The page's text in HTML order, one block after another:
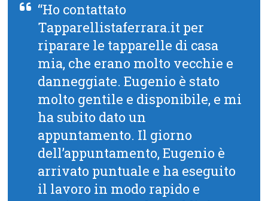
“Ho contattato
Tapparellistaferrara.it per
riparare le tapparelle di casa
mia, che erano molto vecchie e
danneggiate. Eugenio è stato
molto gentile e disponibile, e mi
ha subito dato un
appuntamento. Il giorno
dell’appuntamento, Eugenio è
arrivato puntuale e ha eseguito
il lavoro in modo rapido e